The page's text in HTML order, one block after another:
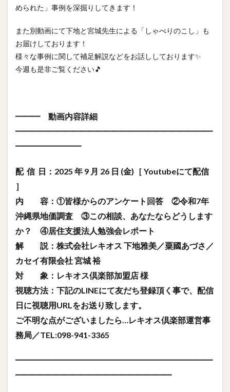
められた」事例を深掘りしてきます！
また別動画にて下地と宮城先生による「しゃべりのこし」も
お届けしております！
様々な事例に関して補足解説などをお話ししております✨
今週も是非ご覧ください🎵
━━━ 動画内容詳細
━━━━━━━━━━━━━━━━━━━━━━━━
━━━━━━━━
配 信 日：2025 年 9 月 26 日 (金)［ Youtubeにて配信
］
内 容：①皆様からのアンケート回答 ②令和7年
沖縄県地価調査 ③この相談、あなたならどうします
か？ ④居住支援法人勉強会レポート
解 説：株式会社レキオス 下地雅美／粟國あづさ／
カセイ有限会社 宮城 裕
対 象：レキオス倶楽部加盟店 様
視聴方法：下記のLINEにて友だち登録頂く事で、配信
日に視聴用URLをお送り致します。
ご不明な点がございましたら…レキオス倶楽部運営事
務局／TEL:098-941-3365
━━━━━━━━━━━━━━━━━━━━━━━━
━━━━━━━━━━━━━━━━━━━